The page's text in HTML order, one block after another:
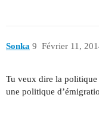
Sonka Février 11,
9
Tu veux dire la politique
une politique